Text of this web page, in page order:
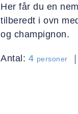
Her får du en
tilberedt i ovn
og champignon.
Antal: 4 personer